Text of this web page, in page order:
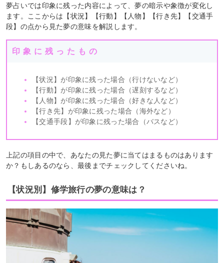
夢占いでは印象に残った内容によって、夢の暗示や象徴が変化し
ます。ここからは【状況】【行動】【人物】【行き先】【交通手
段】の点から見た夢の意味を解説します。
印象に残ったもの
【状況】が印象に残った場合（行けないなど）
【行動】が印象に残った場合（遅刻するなど）
【人物】が印象に残った場合（好きな人など）
【行き先】が印象に残った場合（海外など）
【交通手段】が印象に残った場合（バスなど）
上記の項目の中で、あなたの見た夢に当てはまるものはあります
か？もしあるのなら、最後までチェックしてくださいね。
【状況別】修学旅行の夢の意味は？